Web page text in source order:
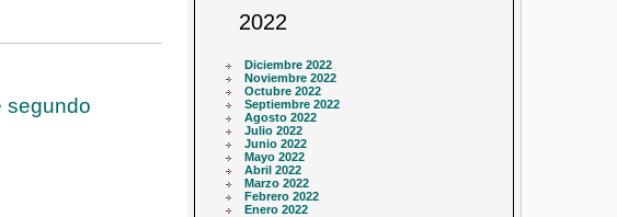
segundo
2022
Diciembre 2022
Noviembre 2022
Octubre 2022
Septiembre 2022
Agosto 2022
Julio 2022
Junio 2022
Mayo 2022
Abril 2022
Marzo 2022
Febrero 2022
Enero 2022